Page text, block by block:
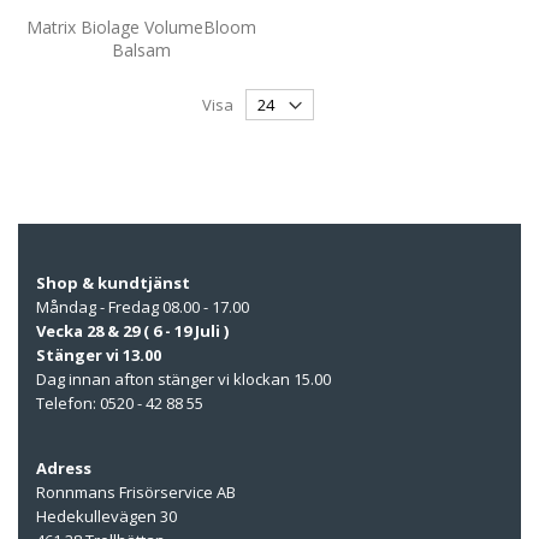
Matrix Biolage VolumeBloom
Balsam
Visa
Shop & kundtjänst
Måndag - Fredag 08.00 - 17.00
Vecka 28 & 29 ( 6 - 19 Juli )
Stänger vi 13.00
Dag innan afton stänger vi klockan 15.00
Telefon: 0520 - 42 88 55
Adress
Ronnmans Frisörservice AB
Hedekullevägen 30